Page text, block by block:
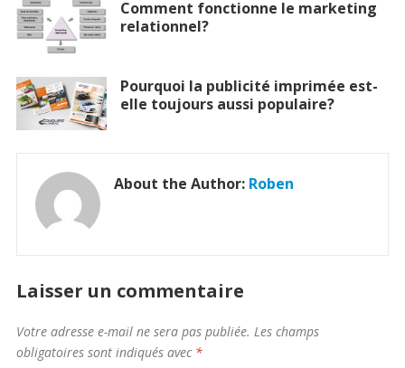
Comment fonctionne le marketing
relationnel?
Pourquoi la publicité imprimée est-
elle toujours aussi populaire?
About the Author: Roben
Laisser un commentaire
Votre adresse e-mail ne sera pas publiée. Les champs
obligatoires sont indiqués avec *